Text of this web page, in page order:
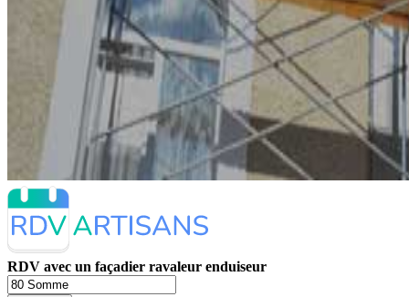
RDV avec un façadier ravaleur enduiseur